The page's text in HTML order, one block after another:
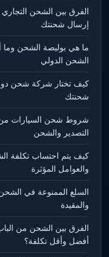
الفرق بين الشحن
إرسال شحنتك
ما هي بوليصة الشحن وما
الشحن الدولي
كيف تختار شركة شحن
شحنتك
شروط شحن السيارات من
التصدير والشحن
كيف يتم احتساب تكلفة
والعوامل المؤثرة
السلع الممنوعة في
والمقيدة
الفرق بين الشحن من
أفضل وأقل تكلفة؟